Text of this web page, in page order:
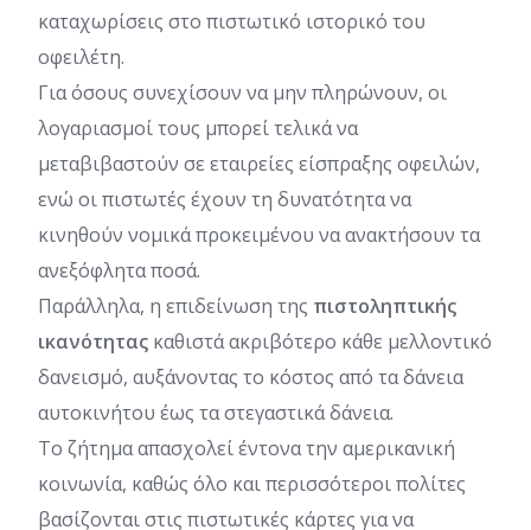
καταχωρίσεις στο πιστωτικό ιστορικό του
οφειλέτη.
Για όσους συνεχίσουν να μην πληρώνουν, οι
λογαριασμοί τους μπορεί τελικά να
μεταβιβαστούν σε εταιρείες είσπραξης οφειλών,
ενώ οι πιστωτές έχουν τη δυνατότητα να
κινηθούν νομικά προκειμένου να ανακτήσουν τα
ανεξόφλητα ποσά.
Παράλληλα, η επιδείνωση της πιστοληπτικής
ικανότητας καθιστά ακριβότερο κάθε μελλοντικό
δανεισμό, αυξάνοντας το κόστος από τα δάνεια
αυτοκινήτου έως τα στεγαστικά δάνεια.
Το ζήτημα απασχολεί έντονα την αμερικανική
κοινωνία, καθώς όλο και περισσότεροι πολίτες
βασίζονται στις πιστωτικές κάρτες για να